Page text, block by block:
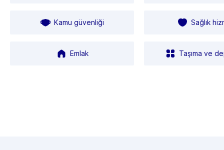
Kamu güvenliği Sağlık
Emlak Taşıma ve